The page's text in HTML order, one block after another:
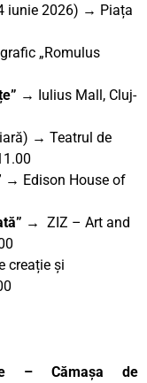
iunie 2026) → Piața
„Romulus
→ Iulius Mall, Cluj-
→ Teatrul de
→ Edison House of
→ ZIZ – Art and
creație și
– Cămașa de